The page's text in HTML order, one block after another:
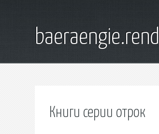
Книги серии отрок